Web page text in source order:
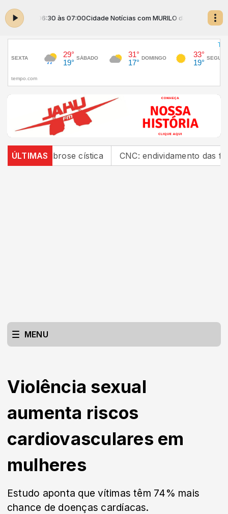
das 06:30 às 07:00Cidade Notícias com MURILO das 06:30 às
ÚLTIMAS
fibrose cística CNC: endividamento das famílias
MENU
Violência sexual
aumenta riscos
cardiovasculares em
mulheres
Estudo aponta que vítimas têm 74% mais
chance de doenças cardíacas.